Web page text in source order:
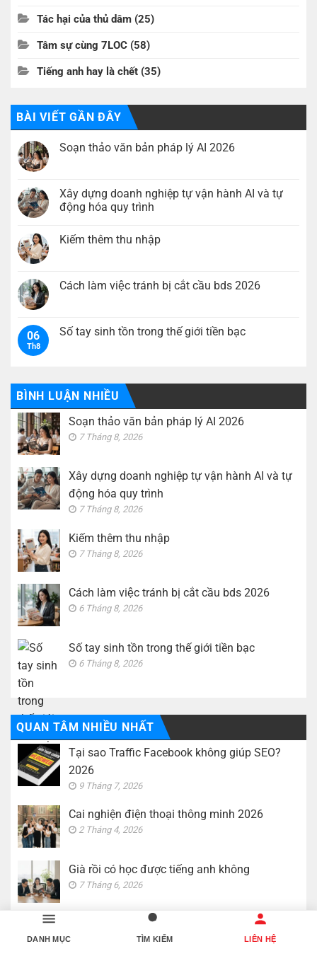
Tác hại của thủ dâm (25)
Tâm sự cùng 7LOC (58)
Tiếng anh hay là chết (35)
BÀI VIẾT GẦN ĐÂY
Soạn thảo văn bản pháp lý AI 2026
luận
ở
Soạn
bản
pháp
Xây dựng doanh nghiệp tự vận hành AI và tự
động hóa quy trình
bình
doanh
AI
trình
Kiếm thêm thu nhập
luận
ở
nhập
Cách làm việc tránh bị cắt cầu bds 2026
luận
ở
bị
cắt
cầu
bds
2026
06
Th8
Số tay sinh tồn trong thế giới tiền bạc
ở
Số
tay
sinh
tồn
thế
giới
tiền
bạc
BÌNH LUẬN NHIỀU
Soạn thảo văn bản pháp lý AI 2026
7 Tháng 8, 2026
Xây dựng doanh nghiệp tự vận hành AI và tự
động hóa quy trình
7 Tháng 8, 2026
Kiếm thêm thu nhập
7 Tháng 8, 2026
Cách làm việc tránh bị cắt cầu bds 2026
6 Tháng 8, 2026
Số tay sinh tồn trong thế giới tiền bạc
6 Tháng 8, 2026
QUAN TÂM NHIỀU NHẤT
Tại sao Traffic Facebook không giúp SEO?
2026
9 Tháng 7, 2026
Cai nghiện điện thoại thông minh 2026
2 Tháng 4, 2026
Già rồi có học được tiếng anh không
7 Tháng 6, 2026
Vượt qua nỗi sợ bị từ chối 2026
6 Tháng 4, 2026
DANH MỤC TÌM KIẾM LIÊN HỆ